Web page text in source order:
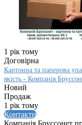
1 рік тому
Договірна
Картонна та паперова
якість - Компанія
Новий
Продаж
1 рік тому
Контакти